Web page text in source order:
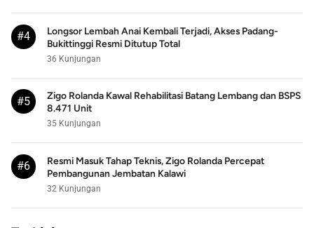
#4
Longsor Lembah Anai Kembali Terjadi, Akses Padang-
Bukittinggi Resmi Ditutup Total
36 Kunjungan
#5
Zigo Rolanda Kawal Rehabilitasi Batang Lembang dan BSPS
8.471 Unit
35 Kunjungan
#6
Resmi Masuk Tahap Teknis, Zigo Rolanda Percepat
Pembangunan Jembatan Kalawi
32 Kunjungan